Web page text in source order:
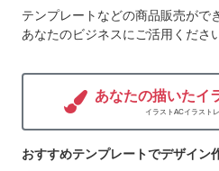
テンプレートなどの商品販売がで
あなたのビジネスにご活用くださ
あなたの描いたイ
イラストACイラスト
おすすめテンプレートでデザイン